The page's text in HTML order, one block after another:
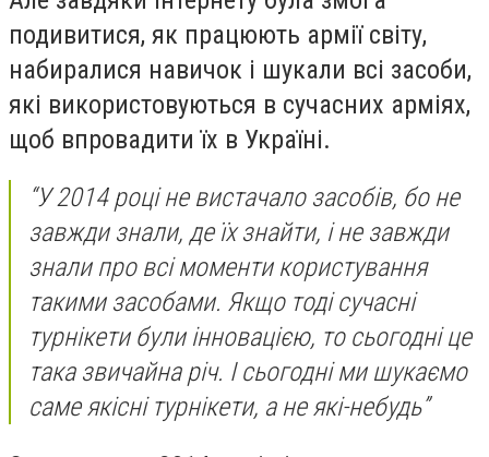
подивитися, як працюють армії світу,
набиралися навичок і шукали всі засоби,
які використовуються в сучасних арміях,
щоб впровадити їх в Україні.
“У 2014 році не вистачало засобів, бо не
завжди знали, де їх знайти, і не завжди
знали про всі моменти користування
такими засобами. Якщо тоді сучасні
турнікети були інновацією, то сьогодні це
така звичайна річ. І сьогодні ми шукаємо
саме якісні турнікети, а не які-небудь”